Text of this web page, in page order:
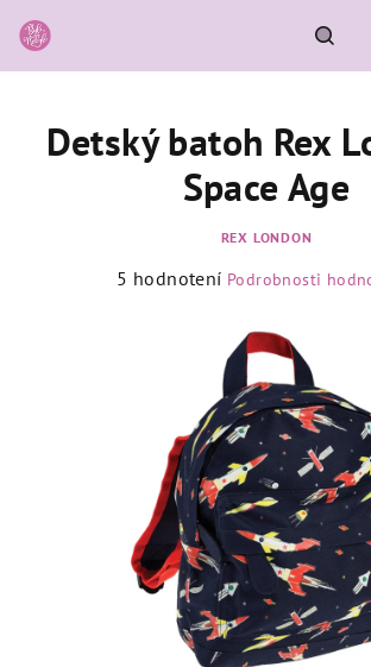
na
obsah
Detský batoh Rex
Space Age
REX LONDON
Priemerné
hviezdičiek.
5 hodnotení Podrobnosti